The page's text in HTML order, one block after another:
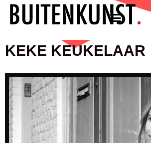
KEKE KEUKELAAR